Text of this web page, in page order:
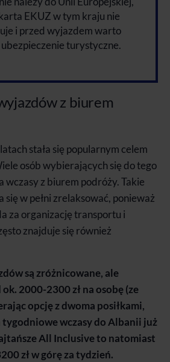
EKUZ w tym kraju nie
i przed wyjazdem warto
turystyczne.
z biurem
stała się popularnym celem
osób wybierających się do tego
wczasy z biurem podróży. Takie
się w pełni zrelaksować, ponieważ
za organizację transportu i
znajduje się również
są zróżnicowane, ale
2000-2300 zł na osobę (ze
opcję z dwoma posiłkami,
tygodniowe wczasy do Albanii już
All Inclusive to natomiast
zł w górę za tydzień.